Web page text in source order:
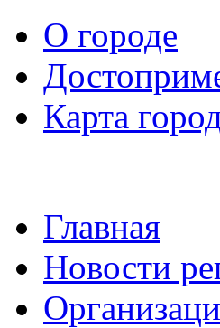
О городе
Карта
Главная
Новости